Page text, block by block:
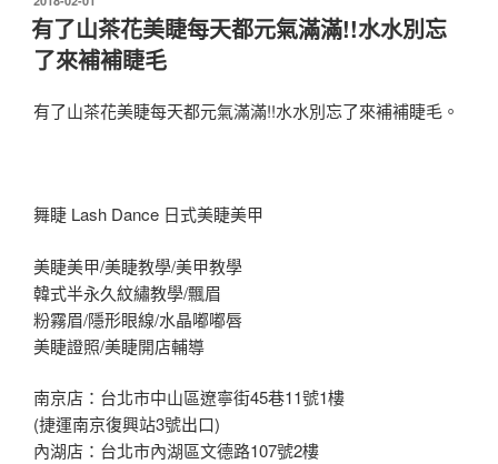
佈
於
有了山茶花美睫每天都元氣滿滿!!水水別忘
了來補補睫毛
有了山茶花美睫每天都元氣滿滿!!水水別忘了來補補睫毛。
舞睫 Lash Dance 日式美睫美甲
美睫美甲/美睫教學/美甲教學
韓式半永久紋繡教學/飄眉
粉霧眉/隱形眼線/水晶嘟嘟唇
美睫證照/美睫開店輔導
南京店：台北市中山區遼寧街45巷11號1樓
(捷運南京復興站3號出口)
內湖店：台北市內湖區文德路107號2樓